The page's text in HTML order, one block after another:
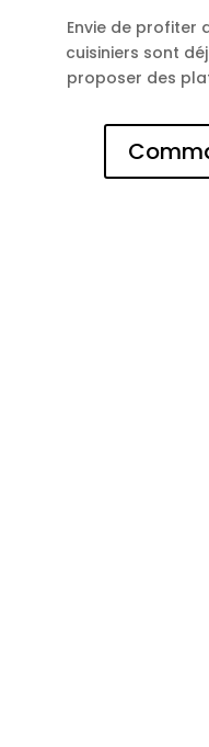
Envie de profiter
cuisiniers sont
proposer des